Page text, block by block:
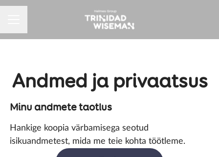
Andmed ja privaatsus
Minu andmete taotlus
Hankige koopia värbamisega seotud
isikuandmetest, mida me teie kohta töötleme.